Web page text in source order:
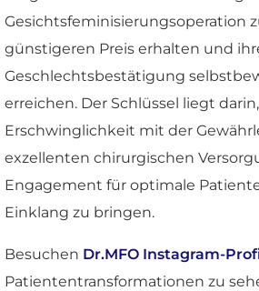
Gesichtsfeminisierungsoperation
günstigeren Preis erhalten und
Geschlechtsbestätigung
erreichen. Der Schlüssel liegt
Erschwinglichkeit mit der
exzellenten chirurgischen
Engagement für optimale
Einklang zu bringen.
Besuchen Dr.MFO Instagram-
Patiententransformationen zu